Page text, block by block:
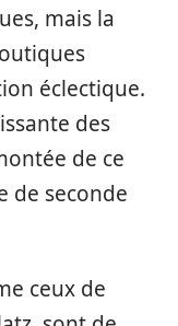
mais la
éclectique.
des
de ce
de seconde
ceux de